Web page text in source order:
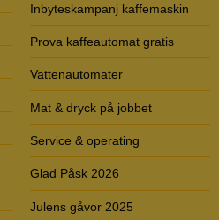
Inbyteskampanj kaffemaskin
Prova kaffeautomat gratis
Vattenautomater
Mat & dryck på jobbet
Service & operating
Glad Påsk 2026
Julens gåvor 2025